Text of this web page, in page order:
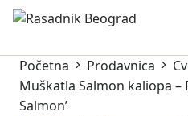
Početna Prodavnica
Muškatla Salmon kaliopa –
Salmon’